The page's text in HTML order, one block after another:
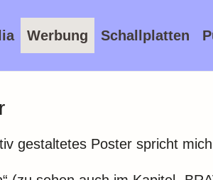
Werbung Schallplatten
gestaltetes Poster spricht